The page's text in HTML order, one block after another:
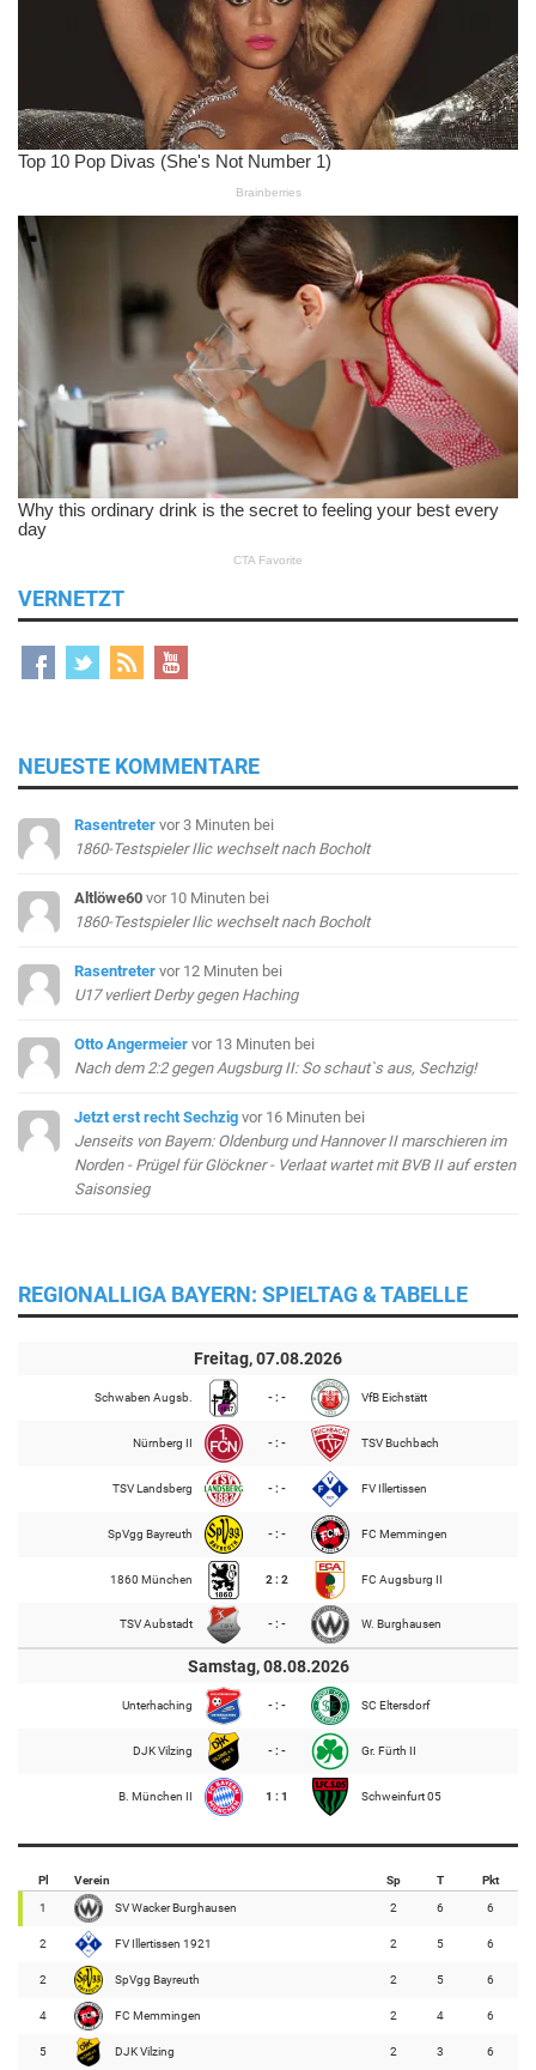
VERNETZT
NEUESTE KOMMENTARE
Rasentreter vor 3 Minuten bei
1860-Testspieler Ilic wechselt nach Bocholt
Altlöwe60 vor 10 Minuten bei
1860-Testspieler Ilic wechselt nach Bocholt
Rasentreter vor 12 Minuten bei
U17 verliert Derby gegen Haching
Otto Angermeier vor 13 Minuten bei
Nach dem 2:2 gegen Augsburg II: So schaut`s aus, Sechzig!
Jetzt erst recht Sechzig vor 16 Minuten bei
Jenseits von Bayern: Oldenburg und Hannover II marschieren im
Norden - Prügel für Glöckner - Verlaat wartet mit BVB II auf ersten
Saisonsieg
REGIONALLIGA BAYERN: SPIELTAG & TABELLE
Freitag, 07.08.2026
Schwaben Augsb. - : - VfB Eichstätt
Nürnberg II - : - TSV Buchbach
TSV Landsberg - : - FV Illertissen
SpVgg Bayreuth - : - FC Memmingen
1860 München 2 : 2 FC Augsburg II
TSV Aubstadt - : - W. Burghausen
Samstag, 08.08.2026
Unterhaching - : - SC Eltersdorf
DJK Vilzing - : - Gr. Fürth II
B. München II 1 : 1 Schweinfurt 05
Pl Verein Sp T Pkt
1 SV Wacker Burghausen 2 6 6
2 FV Illertissen 1921 2 5 6
2 SpVgg Bayreuth 2 5 6
4 FC Memmingen 2 4 6
5 DJK Vilzing 2 3 6